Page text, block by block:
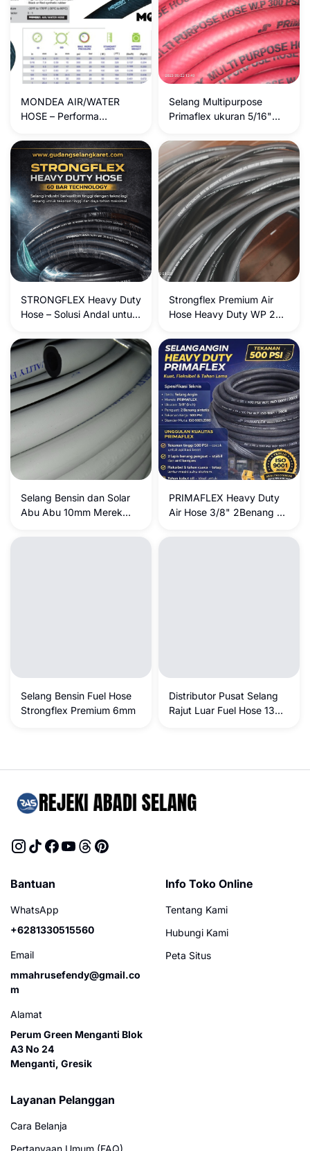
MONDEA AIR/WATER
HOSE – Performa
Terjamin
Selang Multipurpose
Primaflex ukuran 5/16"
STRONGFLEX Heavy Duty
Hose – Solusi Andal untuk
Kompresor, Otomotif, dan
Welding
Strongflex Premium Air
Hose Heavy Duty WP 20
Selang Bensin dan Solar
Abu Abu 10mm Merek
PRIMAFLEX Heavy Duty
Air Hose 3/8" 2Benang –
Selang Bensin Fuel Hose
Strongflex Premium 6mm
Distributor Pusat Selang
Rajut Luar Fuel Hose 13
Bantuan
WhatsApp
+6281330515560
Email
mmahrusefendy@gmail.co
m
Alamat
Perum Green Menganti Blok
A3 No 24
Menganti, Gresik
Info Toko Online
Tentang Kami
Hubungi Kami
Peta Situs
Layanan Pelanggan
Cara Belanja
Pertanyaan Umum (FAQ)